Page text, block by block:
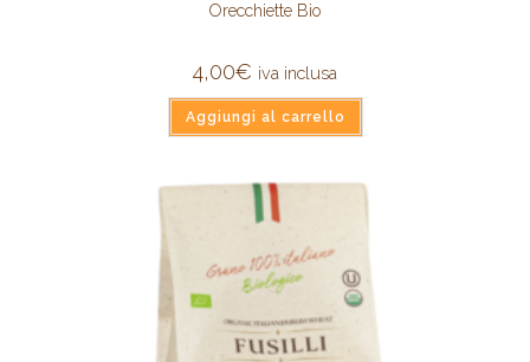
Orecchiette Bio
4,00€ iva inclusa
Aggiungi al carrello